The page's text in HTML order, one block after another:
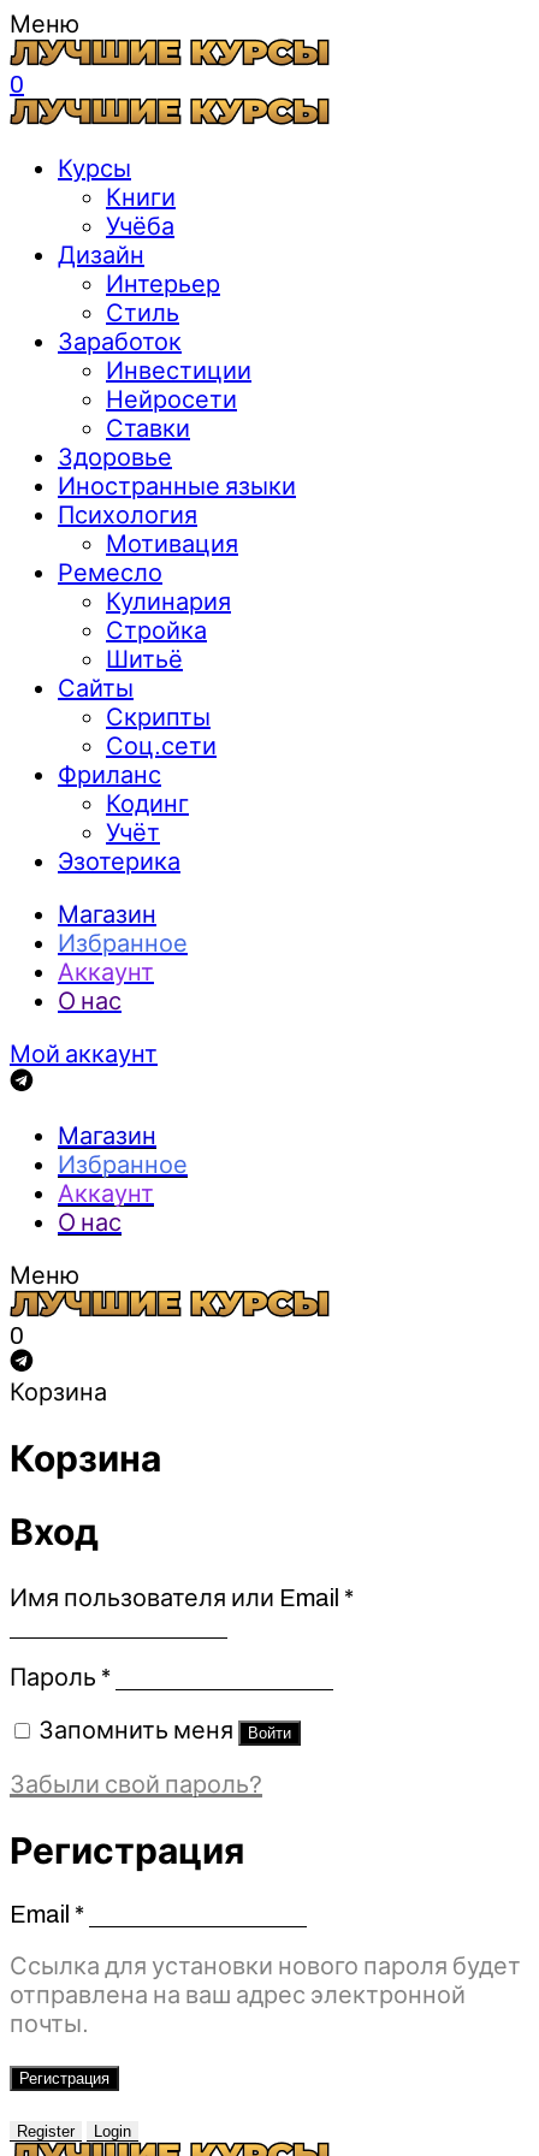
Меню
0
Курсы
Книги
Учёба
Дизайн
Интерьер
Стиль
Заработок
Инвестиции
Нейросети
Ставки
Здоровье
Иностранные языки
Психология
Мотивация
Ремесло
Кулинария
Стройка
Шитьё
Сайты
Скрипты
Соц.сети
Фриланс
Кодинг
Учёт
Эзотерика
Магазин
Избранное
Аккаунт
О нас
Мой аккаунт
Магазин
Избранное
Аккаунт
О нас
Меню
0
Корзина
Корзина
Вход
Имя пользователя или Email *Обязательно
Пароль *Обязательно
Запомнить меня Войти
Забыли свой пароль?
Регистрация
Email *Обязательно
Ссылка для установки нового пароля будет
отправлена ​​на ваш адрес электронной
почты.
Регистрация
Register Login